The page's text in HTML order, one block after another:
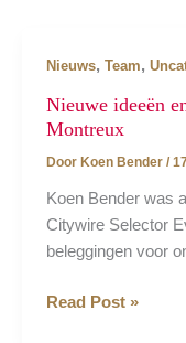
Nieuws, Team,
Nieuwe ideeën
Montreux
Door Koen Bender /
Koen Bender was
Citywire Selector
beleggingen voor
Nieuwe
Read Post »